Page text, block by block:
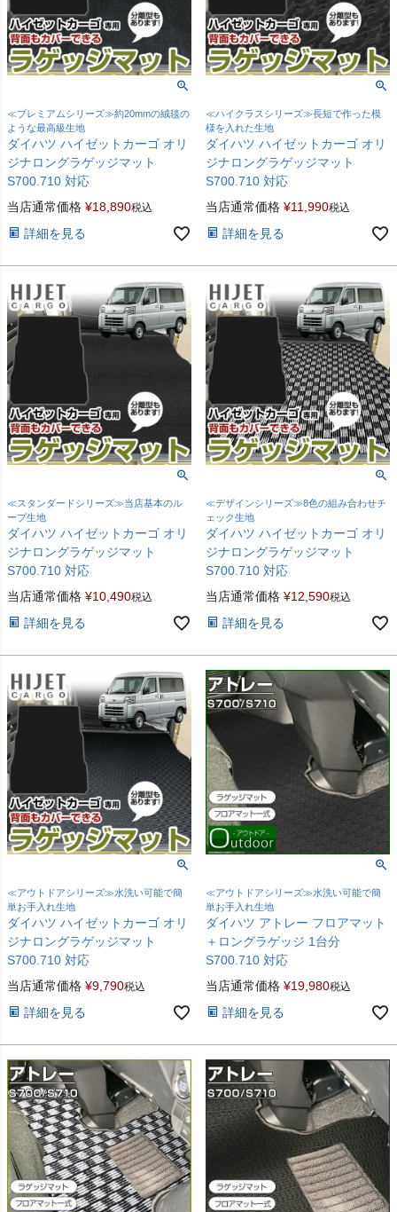
≪プレミアムシリーズ≫約20mmの絨毯の
ような最高級生地
ダイハツ ハイゼットカーゴ オリ
ジナロングラゲッジマット
S700.710 対応
当店通常価格 ¥18,890税込
詳細を見る
≪ハイクラスシリーズ≫長短で作った模
様を入れた生地
ダイハツ ハイゼットカーゴ オリ
ジナロングラゲッジマット
S700.710 対応
当店通常価格 ¥11,990税込
詳細を見る
≪スタンダードシリーズ≫当店基本のル
ープ生地
ダイハツ ハイゼットカーゴ オリ
ジナロングラゲッジマット
S700.710 対応
当店通常価格 ¥10,490税込
詳細を見る
≪デザインシリーズ≫8色の組み合わせチ
ェック生地
ダイハツ ハイゼットカーゴ オリ
ジナロングラゲッジマット
S700.710 対応
当店通常価格 ¥12,590税込
詳細を見る
≪アウトドアシリーズ≫水洗い可能で簡
単お手入れ生地
ダイハツ ハイゼットカーゴ オリ
ジナロングラゲッジマット
S700.710 対応
当店通常価格 ¥9,790税込
詳細を見る
≪アウトドアシリーズ≫水洗い可能で簡
単お手入れ生地
ダイハツ アトレー フロアマット
＋ロングラゲッジ 1台分
S700.710 対応
当店通常価格 ¥19,980税込
詳細を見る